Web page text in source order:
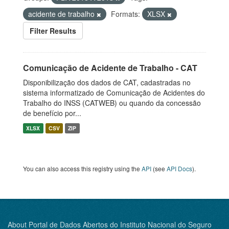
acidente de trabalho
Formats:
XLSX
Filter Results
Comunicação de Acidente de Trabalho - CAT
Disponibilização dos dados de CAT, cadastradas no
sistema informatizado de Comunicação de Acidentes do
Trabalho do INSS (CATWEB) ou quando da concessão
de benefício por...
XLSX CSV ZIP
You can also access this registry using the API (see API Docs).
About Portal de Dados Abertos do Instituto Nacional do Seguro